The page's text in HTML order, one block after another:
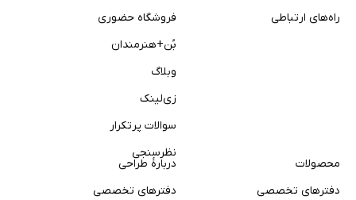
راه‌های ارتباطی
فروشگاه حضوری
بُن+هنرمندان
وبلاگ
زی‌لینک
سوالات پر‌تکرار
نظرسنجی
محصولات
دفترهای تخصصی
دربارهٔ طراحی
دفترهای تخصصی